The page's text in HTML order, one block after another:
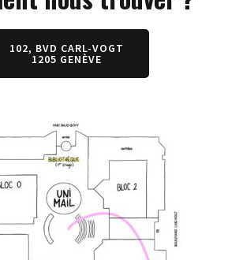
102, BVD CARL-VOGT
1205 GENÈVE